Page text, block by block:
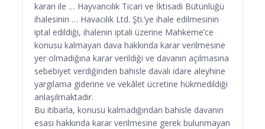
kararı ile … Hayvancılık Ticari ve İktisadi Bütünlüğü
ihalesinin … Havacılık Ltd. Şti.’ye ihale edilmesinin
iptal edildiği, ihalenin iptali üzerine Mahkeme’ce
konusu kalmayan dava hakkında karar verilmesine
yer olmadığına karar verildiği ve davanın açılmasına
sebebiyet verdiğinden bahisle davalı idare aleyhine
yargılama giderine ve vekâlet ücretine hükmedildiği
anlaşılmaktadır.
Bu itibarla, konusu kalmadığından bahisle davanın
esası hakkında karar verilmesine gerek bulunmayan